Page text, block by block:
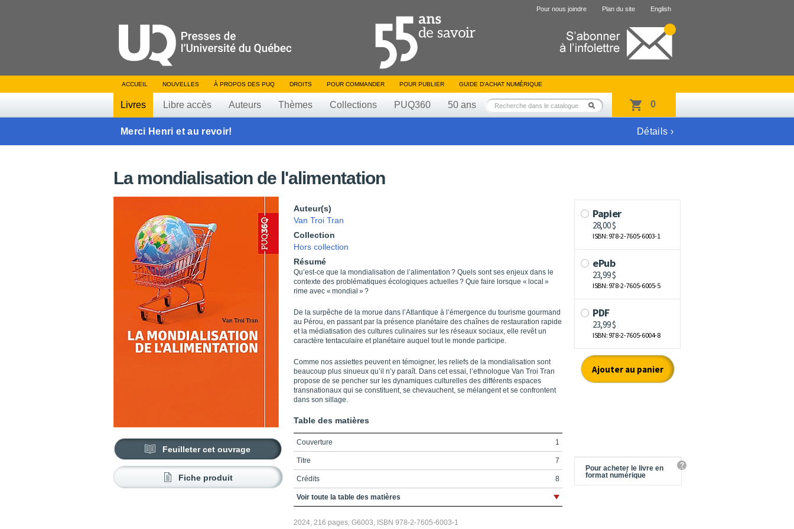
Pour nous joindre Plan du site English
ACCUEIL NOUVELLES À PROPOS DES PUQ DROITS POUR COMMANDER POUR PUBLIER GUIDE D’ACHAT NUMÉRIQUE
Livres Libre accès Auteurs Thèmes Collections PUQ360 50 ans 0
Merci Henri et au revoir! Détails ›
La mondialisation de l'alimentation
Feuilleter cet ouvrage
Fiche produit
Auteur(s)
Van Troi Tran
Collection
Hors collection
Résumé
Qu’est-ce que la mondialisation de l’alimentation ? Quels sont ses enjeux dans le
contexte des problématiques écologiques actuelles ? Que faire lorsque « local »
rime avec « mondial » ?
De la surpêche de la morue dans l’Atlantique à l’émergence du tourisme gourmand
au Pérou, en passant par la présence planétaire des chaînes de restauration rapide
et la médiatisation des cultures culinaires sur les réseaux sociaux, elle revêt un
caractère tentaculaire et planétaire auquel tout le monde participe.
Comme nos assiettes peuvent en témoigner, les reliefs de la mondialisation sont
beaucoup plus sinueux qu’il n’y paraît. Dans cet essai, l’ethnologue Van Troi Tran
propose de se pencher sur les dynamiques culturelles des différents espaces
transnationaux qui se constituent, se chevauchent, se mélangent et se confrontent
dans son sillage.
Table des matières
Couverture 1
Titre 7
Crédits 8
Table des matières 9
Voir toute la table des matières
2024, 216 pages, G6003, ISBN 978-2-7605-6003-1
Pour acheter le livre en
format numérique
?